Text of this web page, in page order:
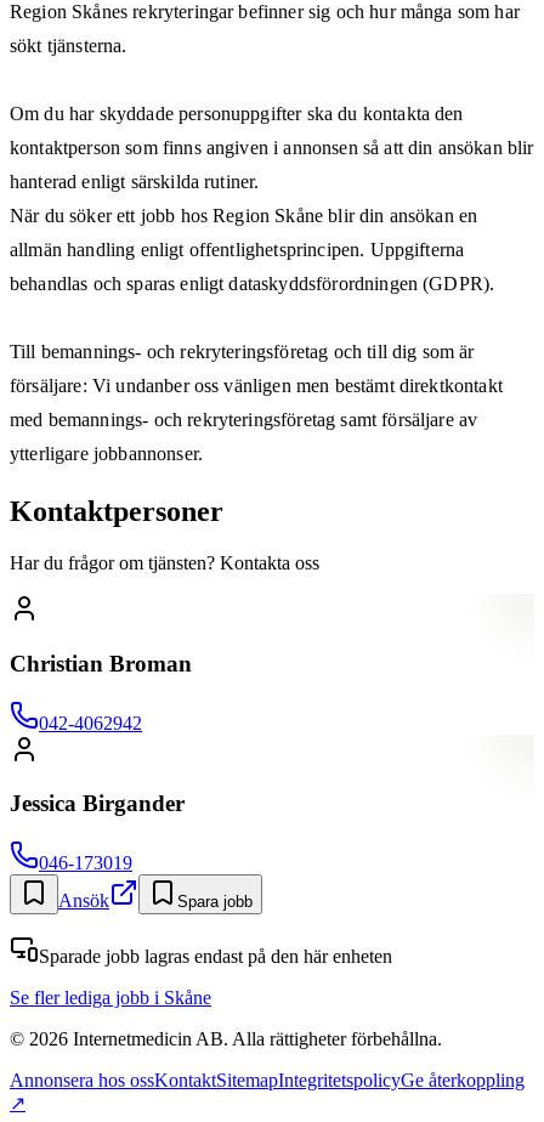
Region Skånes rekryteringar befinner sig och hur många som har
sökt tjänsterna.
Om du har skyddade personuppgifter ska du kontakta den
kontaktperson som finns angiven i annonsen så att din ansökan blir
hanterad enligt särskilda rutiner.
När du söker ett jobb hos Region Skåne blir din ansökan en
allmän handling enligt offentlighetsprincipen. Uppgifterna
behandlas och sparas enligt dataskyddsförordningen (GDPR).
Till bemannings- och rekryteringsföretag och till dig som är
försäljare: Vi undanber oss vänligen men bestämt direktkontakt
med bemannings- och rekryteringsföretag samt försäljare av
ytterligare jobbannonser.
Kontaktpersoner
Har du frågor om tjänsten? Kontakta oss
Christian Broman
042-4062942
Jessica Birgander
046-173019
Ansök
Spara jobb
Sparade jobb lagras endast på den här enheten
Se fler lediga jobb i Skåne
© 2026 Internetmedicin AB. Alla rättigheter förbehållna.
Annonsera hos ossKontaktSitemapIntegritetspolicyGe återkoppling
↗